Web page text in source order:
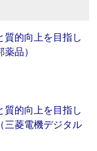
質的向上を目指し
品）
質的向上を目指し
三菱電機デジタル